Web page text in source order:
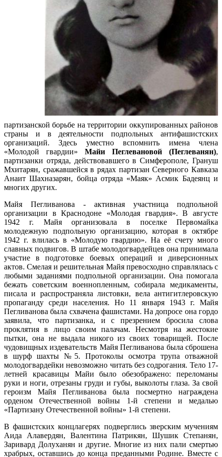
партизанской борьбе на территории оккупированных районов
страны и в деятельности подпольных антифашистских
организаций. Здесь уместно вспомнить имена члена
«Молодой гвардии» Майи Пеглевановой (Пеглеванян),
партизанки отряда, действовавшего в Симферополе, Грануш
Мхитарян, сражавшейся в рядах партизан Северного Кавказа
Анаит Шахназарян, бойца отряда «Маяк» Асмик Бадеянц и
многих других.
Майя Пегливанова - активная участница подпольной
организации в Краснодоне «Молодая гвардия». В августе
1942 г. Майя организовала в поселке Первомайка
молодежную подпольную организацию, которая в октябре
1942 г. влилась в «Молодую гвардию». На её счету много
славных подвигов. В штабе молодогвардейцев она принимала
участие в подготовке боевых операций и диверсионных
актов. Смелая и решительная Майя превосходно справлялась с
любыми заданиями подпольной организации. Она помогала
бежать советским военнопленным, собирала медикаменты,
писала и распространяла листовки, вела антигитлеровскую
пропаганду среди населения. Но 11 января 1943 г. Майя
Пегливанова была схвачена фашистами. На допросе она гордо
заявила, что партизанка, и с презрением бросила слова
проклятия в лицо своим палачам. Несмотря на жестокие
пытки, она не выдала никого из своих товарищей. После
чудовищных издевательств Майя Пегливанова была сброшена
в шурф шахты №5. Протоколы осмотра трупа отважной
молодогвардейки невозможно читать без содрогания. Тело 17-
летней красавицы Майи было обезображено: переломаны
руки и ноги, отрезаны груди и губы, выколоты глаза. За свой
героизм Майя Пегливанова была посмертно награждена
орденом Отечественной войны 1-й степени и медалью
«Партизану Отечественной войны» 1-й степени.
В фашистских концлагерях подверглись зверским мучениям
Аида Алавердян, Валентина Патрикян, Шушик Степанян,
Заривард Долуханян и другие. Многие из них пали смертью
храбрых, оставшись до конца преданными Родине. Вместе с